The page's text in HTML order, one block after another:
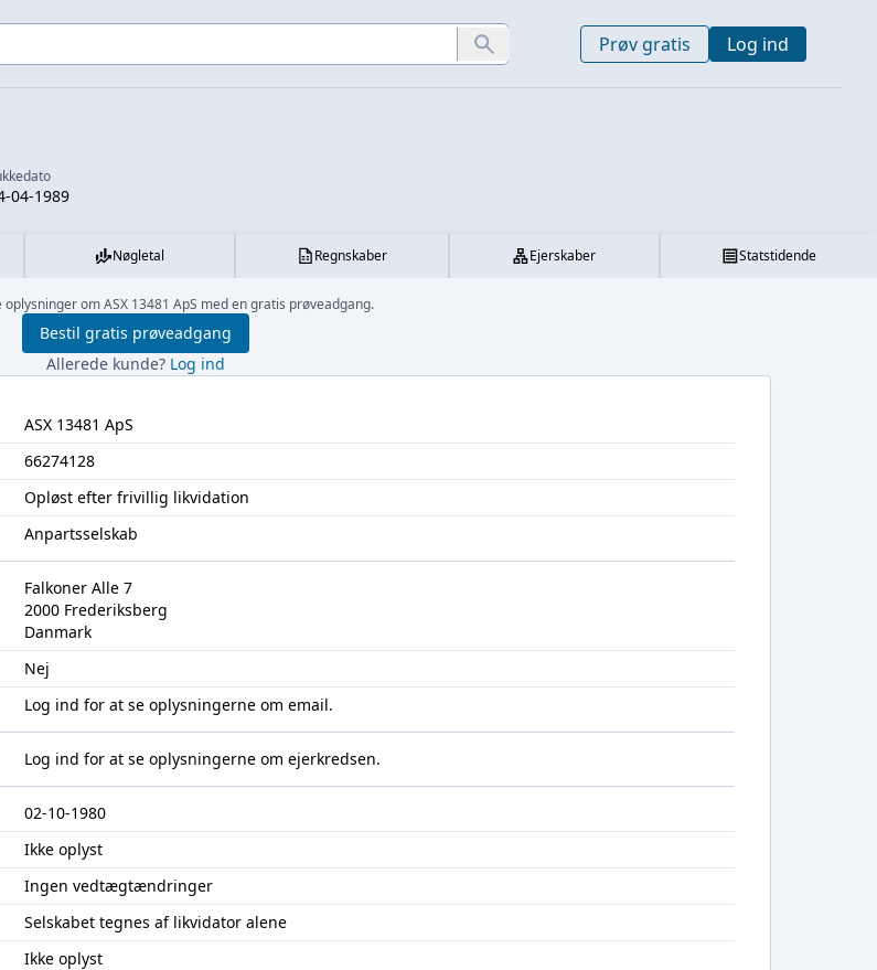
Prøv gratis Log ind
04-1989
Nøgletal Regnskaber Ejerskaber Statstidende
oplysninger om ASX 13481 ApS med en gratis prøveadgang.
Bestil gratis prøveadgang
Allerede kunde? Log ind
ASX 13481 ApS
66274128
Opløst efter frivillig likvidation
Anpartsselskab
Falkoner Alle 7
2000 Frederiksberg
Danmark
Nej
Log ind for at se oplysningerne om email.
Log ind for at se oplysningerne om ejerkredsen.
02-10-1980
Ikke oplyst
Ingen vedtægtændringer
Selskabet tegnes af likvidator alene
Ikke oplyst